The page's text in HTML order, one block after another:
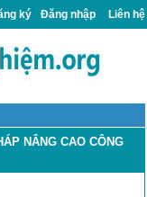
ký Đăng nhập Liên hệ
NÂNG CAO CÔNG